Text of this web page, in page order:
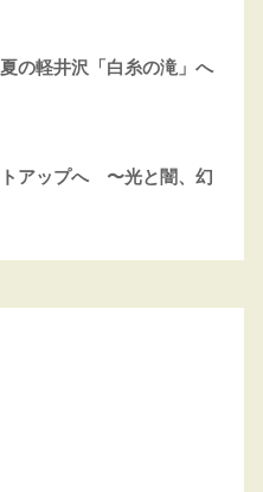
の軽井沢「白糸の滝」へ
アップへ 〜光と闇、幻